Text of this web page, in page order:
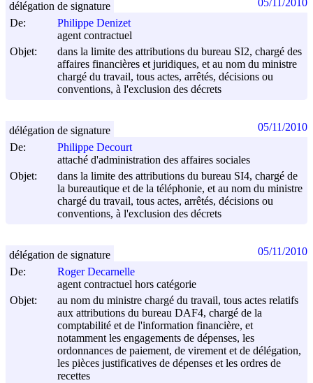
De:
Philippe Denizet
agent contractuel
Objet:
dans la limite des attributions du bureau SI2, chargé des
affaires financières et juridiques, et au nom du ministre
chargé du travail, tous actes, arrêtés, décisions ou
conventions, à l'exclusion des décrets
délégation de signature 05/11/2010
De:
Philippe Decourt
attaché d'administration des affaires sociales
Objet:
dans la limite des attributions du bureau SI4, chargé de
la bureautique et de la téléphonie, et au nom du ministre
chargé du travail, tous actes, arrêtés, décisions ou
conventions, à l'exclusion des décrets
délégation de signature 05/11/2010
De:
Roger Decarnelle
agent contractuel hors catégorie
Objet:
au nom du ministre chargé du travail, tous actes relatifs
aux attributions du bureau DAF4, chargé de la
comptabilité et de l'information financière, et
notamment les engagements de dépenses, les
ordonnances de paiement, de virement et de délégation,
les pièces justificatives de dépenses et les ordres de
recettes
délégation de signature 05/11/2010